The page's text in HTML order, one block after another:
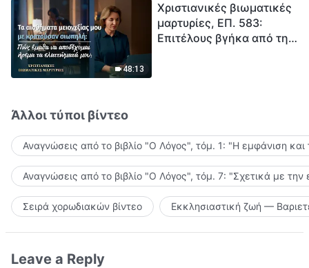
48:13
Χριστιανικές βιωματικές
μαρτυρίες, ΕΠ. 583:
Επιτέλους βγήκα από τη
Άλλοι τύποι βίντεο
Αναγνώσεις από το βιβλίο "Ο Λόγος", τόμ. 1: "Η εμφάνιση
Αναγνώσεις από το βιβλίο "Ο Λόγος", τόμ. 7: "Σχετικά με την
Σειρά χορωδιακών βίντεο Εκκλησιαστική ζωή —
Leave a Reply